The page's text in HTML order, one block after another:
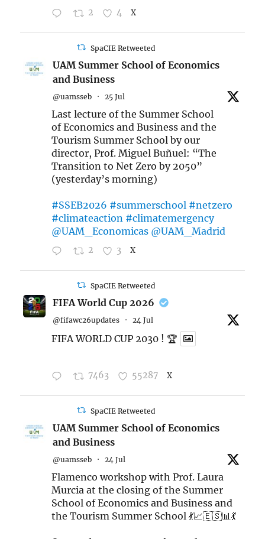
2 4 X
SpaCIE Retweeted
UAM Summer School of Economics
and Business
@uamsseb · 25 Jul
Last lecture of the Summer School
of Economics and Business and the
Tourism Summer School by our
director, Prof. Miguel Buñuel: “The
Transition to Net Zero by 2050”
(yesterday’s morning)
#SSEB2026 #summerschool #netzero
#climateaction #climatemergency
@UAM_Economicas @UAM_Madrid
2 3 X
SpaCIE Retweeted
FIFA World Cup 2026
@fifawc26updates · 24 Jul
FIFA WORLD CUP 2030 ! 🏆
7463 55287 X
SpaCIE Retweeted
UAM Summer School of Economics
and Business
@uamsseb · 24 Jul
Flamenco workshop with Prof. Laura
Murcia at the closing of the Summer
School of Economics and Business and
the Tourism Summer School 💃📈🇪🇸📊💃